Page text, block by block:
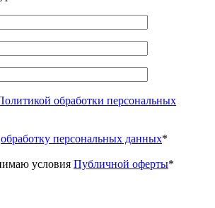
обработки персональных
обработку персональных данных*
условия Публичной оферты*